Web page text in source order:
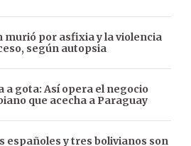
murió por asfixia y la violencia
según autopsia
a gota: Así opera el negocio
que acecha a Paraguay
españoles y tres bolivianos son